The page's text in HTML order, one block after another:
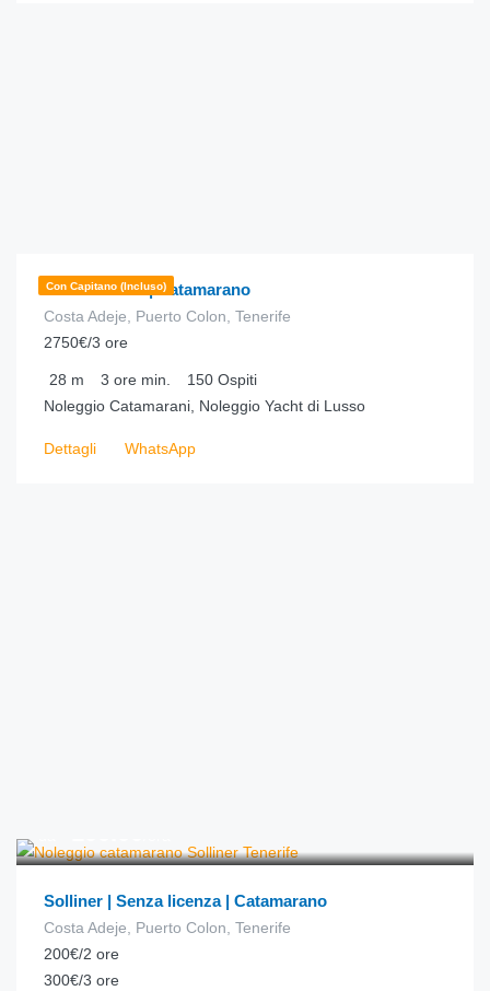
Con Capitano (incluso)
Freebird One | Catamarano
Costa Adeje, Puerto Colon, Tenerife
2750€/3 ore
28 m 3 ore min. 150 Ospiti
Noleggio Catamarani, Noleggio Yacht di Lusso
Dettagli WhatsApp
Solliner | Senza licenza | Catamarano
Costa Adeje, Puerto Colon, Tenerife
200€/2 ore
300€/3 ore